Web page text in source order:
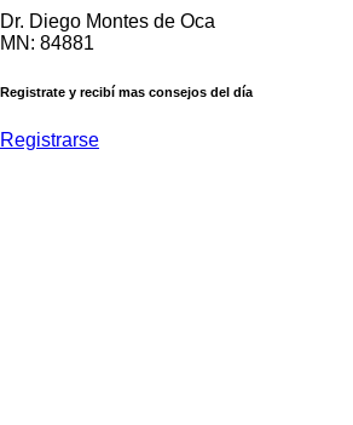
Dr. Diego Montes de Oca
MN: 84881
Registrate y recibí mas consejos del día
Registrarse